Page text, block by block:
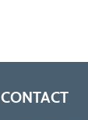
CONTACT